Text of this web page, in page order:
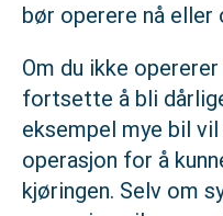
bør operere nå eller
Om du ikke
fortsette å bli
eksempel mye bil
operasjon for å
kjøringen. Selv om